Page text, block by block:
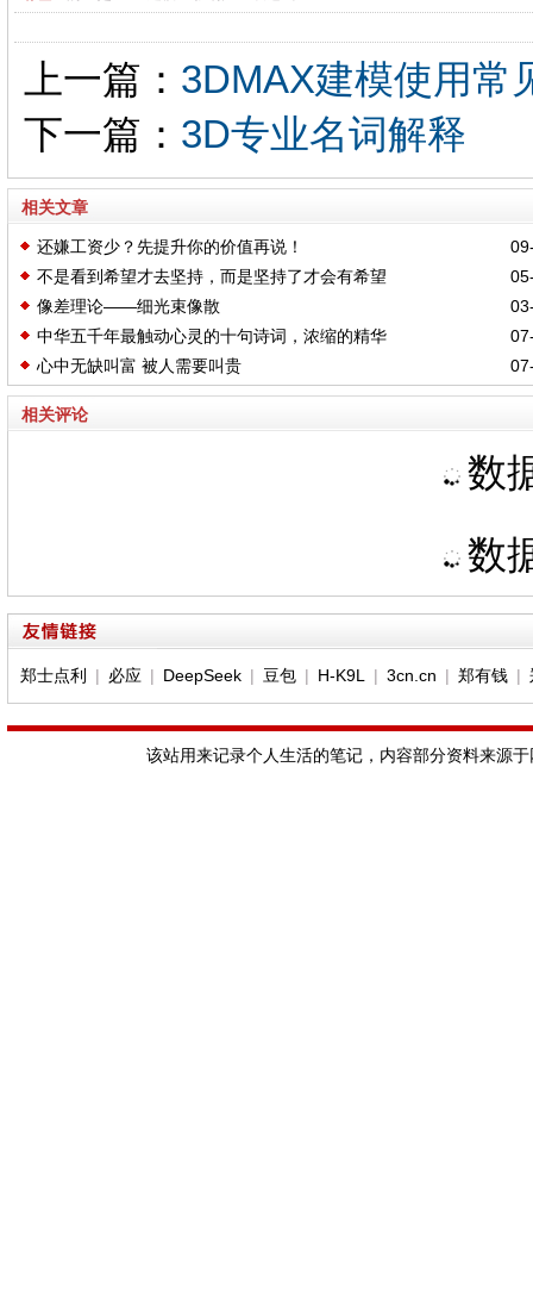
上一篇： 3DMAX建模使用常
下一篇： 3D专业名词解释
相关文章
还嫌工资少？先提升你的价值再说！
不是看到希望才去坚持，而是坚持了才会有希望
像差理论——细光束像散
中华五千年最触动心灵的十句诗词，浓缩的精华
心中无缺叫富 被人需要叫贵
相关评论
数
数
郑士点利 | 必应 | DeepSeek| 豆包| H-K9L | 3cn.cn | 郑有钱|
该站用来记录个人生活的笔记，内容部分资料来源